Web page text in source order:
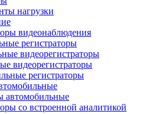
нагрузки
видеонаблюдения
регистраторы
видеорегистраторы
видеорегистраторы
регистраторы
автомобильные
со встроенной аналитикой